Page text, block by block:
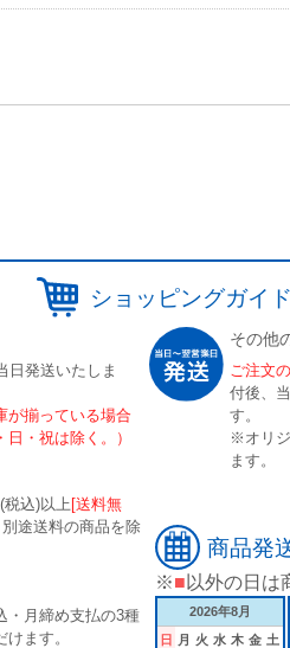
ショッピングガイ
日発送いたしま
が揃っている場合
・祝は除く。）
税込)以上[送料無
途送料の商品を除
・月締め支払の3種
ます。
その他
ご注文
付後、
す。
※オリ
ます。
商品発
※■ 以外の日は
2026年8月
日
月 火 水 木 金 土